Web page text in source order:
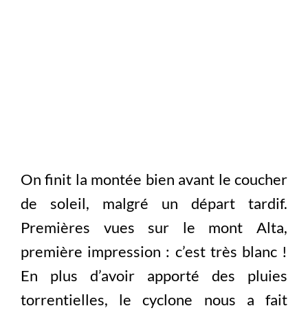
On finit la montée bien avant le coucher
de soleil, malgré un départ tardif.
Premières vues sur le mont Alta,
première impression : c’est très blanc !
En plus d’avoir apporté des pluies
torrentielles, le cyclone nous a fait